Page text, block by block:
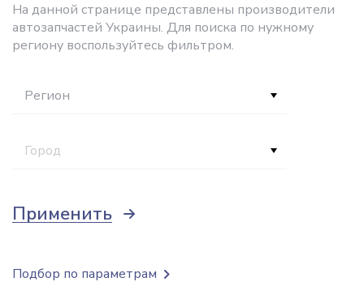
На данной странице представлены производители
автозапчастей Украины. Для поиска по нужному
региону воспользуйтесь фильтром.
Регион
Город
Применить
Подбор по параметрам